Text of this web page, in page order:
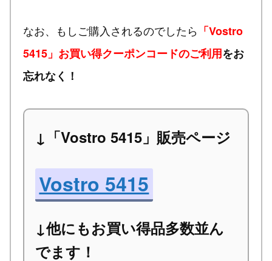
なお、もしご購入されるのでしたら 「Vostro
5415」お買い得クーポンコードのご利用をお
忘れなく！
↓「Vostro 5415」販売ページ
Vostro 5415
↓他にもお買い得品多数並ん
でます！